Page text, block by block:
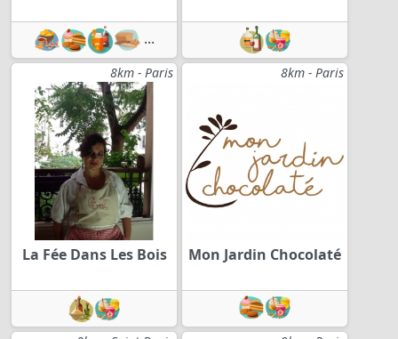
...
8km - Paris
La Fée Dans Les Bois
8km - Paris
Mon Jardin Chocolaté